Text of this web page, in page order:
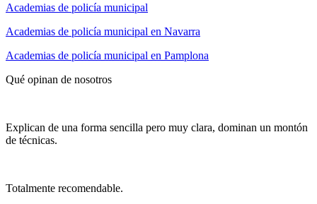
Academias de policía municipal
Academias de policía municipal en Navarra
Academias de policía municipal en Pamplona
Qué opinan de nosotros
Explican de una forma sencilla pero muy clara, dominan un montón
de técnicas.
Totalmente recomendable.